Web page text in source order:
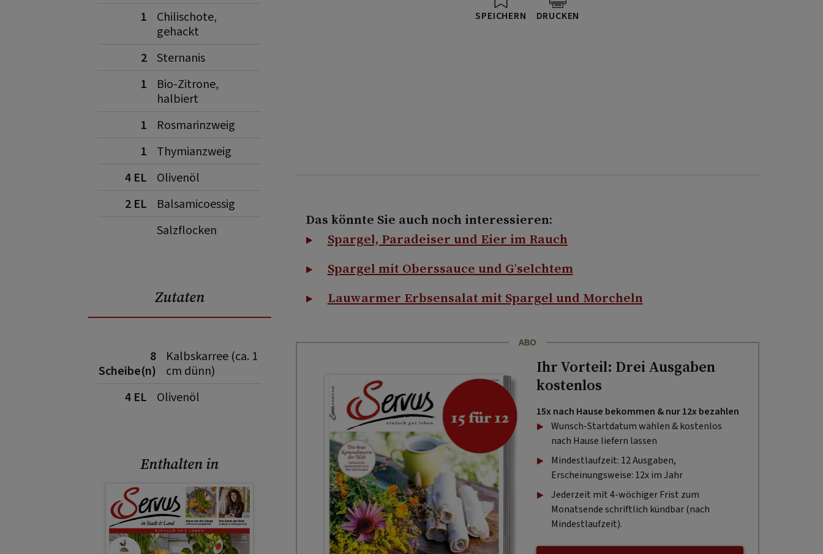
1
Chilischote,
gehackt
2 Sternanis
1
Bio-Zitrone,
halbiert
1
Rosmarinzweig
1
Thymianzweig
4 EL
Olivenöl
2 EL
Balsamicoessig
Salzflocken
Zutaten
8
Scheibe(n)
Kalbskarree (ca. 1
cm dünn)
4 EL
Olivenöl
Enthalten in
SPEICHERN DRUCKEN
Das könnte Sie auch noch interessieren:
Spargel, Paradeiser und Eier im Rauch
Spargel mit Oberssauce und G'selchtem
Lauwarmer Erbsensalat mit Spargel und Morcheln
ABO
Ihr Vorteil: Drei Ausgaben
kostenlos
15x nach Hause bekommen & nur 12x bezahlen
Wunsch-Startdatum wählen & kostenlos
nach Hause liefern lassen
Mindestlaufzeit: 12 Ausgaben,
Erscheinungsweise: 12x im Jahr
Jederzeit mit 4-wöchiger Frist zum
Monatsende schriftlich kündbar (nach
Mindestlaufzeit).